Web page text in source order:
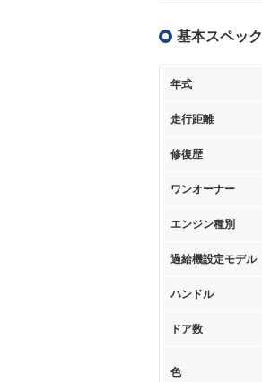
基本スペック
年式
走行距離
修復歴
ワンオーナー
エンジン種別
過給機設定モデル
ハンドル
ドア数
色